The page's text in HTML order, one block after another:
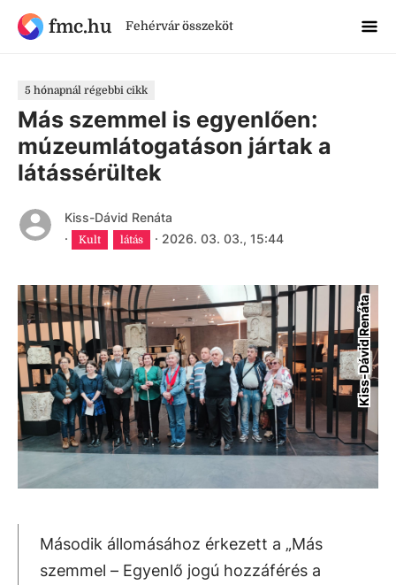
fmc.hu Fehérvár összeköt
5 hónapnál régebbi cikk
Más szemmel is egyenlően:
múzeumlátogatáson jártak a
látássérültek
Kiss-Dávid Renáta
·
Kult látás · 2026. 03. 03., 15:44
Kiss-Dávid Renáta
Második állomásához érkezett a „Más
szemmel – Egyenlő jogú hozzáférés a